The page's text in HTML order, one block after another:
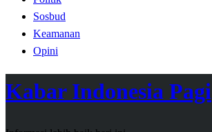
Sosbud
Keamanan
Opini
Kabar Indonesia Pagi